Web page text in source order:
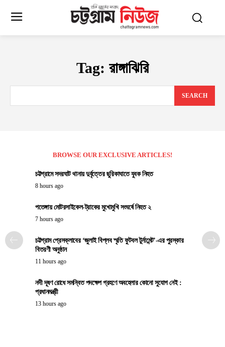
Tag: রাঙ্গাঝিরি
SEARCH
BROWSE OUR EXCLUSIVE ARTICLES!
চট্টগ্রামে সদরঘাট থানায় দুর্বৃত্তের ছুরিকাঘাতে যুবক নিহত
8 hours ago
পতেঙ্গায় মোটরসাইকেল-ট্রাকের মুখোমুখি সংঘর্ষে নিহত ২
7 hours ago
চট্টগ্রাম প্রেসক্লাবের ‘জুলাই বিপ্লব স্মৃতি ফুটবল টুর্নামেন্ট’-এর পুরস্কার
বিতরণী অনুষ্ঠান
11 hours ago
নদী দূষণ রোধে সমন্বিত পদক্ষেপ গ্রহণে অবহেলার কোনো সুযোগ নেই :
প্রধানমন্ত্রী
13 hours ago